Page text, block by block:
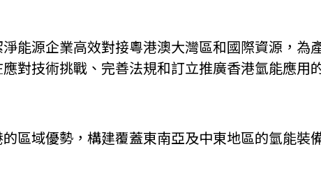
能源企業高效對接粵港澳大灣區和國際資源，為
對技術挑戰、完善法規和訂立推廣香港氫能應用
區域優勢，構建覆蓋東南亞及中東地區的氫能裝